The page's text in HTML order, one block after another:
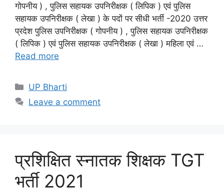
गोपनीय ) , पुलिस सहायक उपनिरीक्षक ( लिपिक ) एवं पुलिस
सहायक उपनिरीक्षक ( लेखा ) के पदों पर सीधी भर्ती -2020 उत्तर
प्रदेश पुलिस उपनिरीक्षक ( गोपनीय ) , पुलिस सहायक उपनिरीक्षक
( लिपिक ) एवं पुलिस सहायक उपनिरीक्षक ( लेखा ) महिला एवं …
Read more
Categories
UP Bharti
Leave a comment
प्रशिक्षित स्नातक शिक्षक TGT
भर्ती 2021